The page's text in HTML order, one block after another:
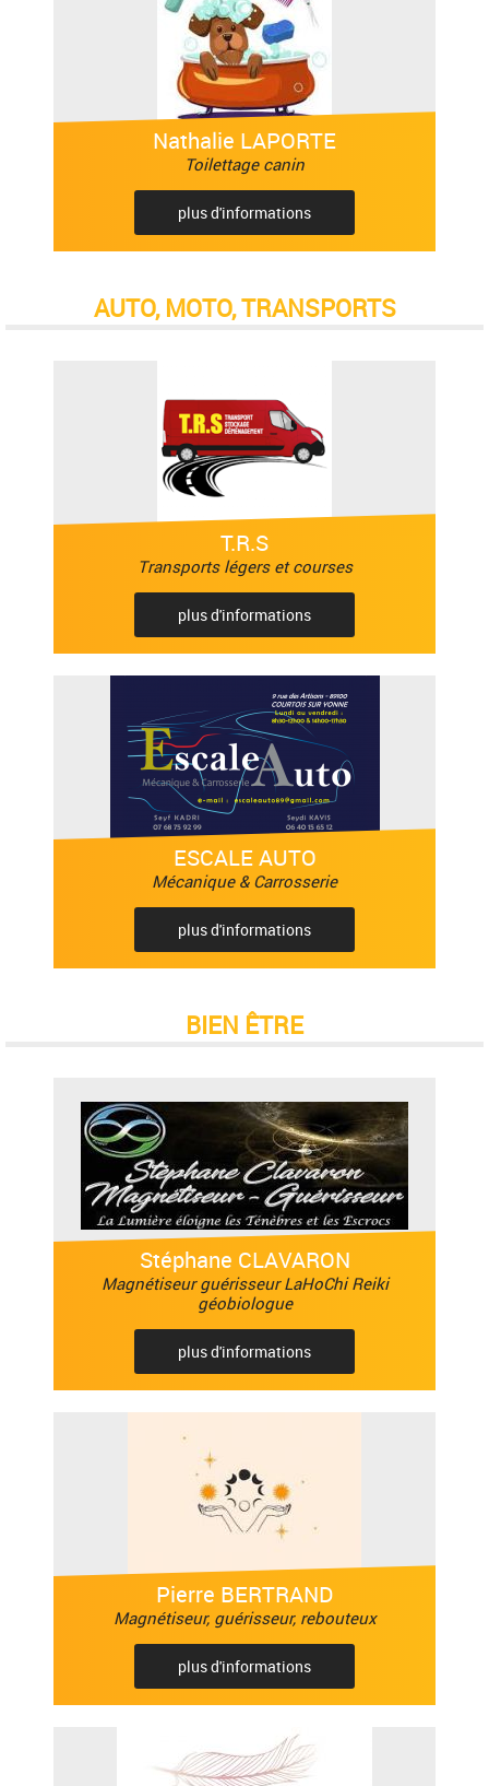
Nathalie LAPORTE
Toilettage canin
plus d'informations
AUTO, MOTO, TRANSPORTS
T.R.S
Transports légers et courses
plus d'informations
ESCALE AUTO
Mécanique & Carrosserie
plus d'informations
BIEN ÊTRE
Stéphane CLAVARON
Magnétiseur guérisseur LaHoChi Reiki
géobiologue
plus d'informations
Pierre BERTRAND
Magnétiseur, guérisseur, rebouteux
plus d'informations